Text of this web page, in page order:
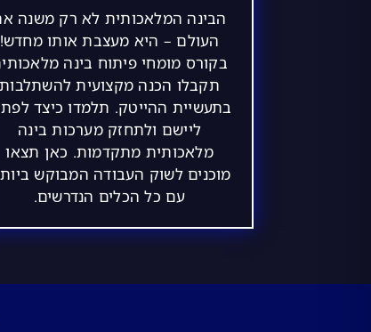
הבינה המלאכותית לא רק משנה
העולם – היא מעצבת אותו מחדש!
בקורס מומחי פיתוח בינה
תקבלו הכנה מקצועית להשתלבות
בתעשיית ההייטק. תלמדו כיצד
ליישם ולתחזק מערכות בינה
מלאכותית מתקדמות. כאן תצאו
מוכנים לשוק העבודה המבוקש
עם כל הכלים הנדרשים.